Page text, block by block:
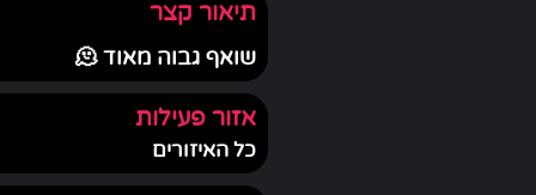
תיאור קצר
שואף גבוה מאוד 🫠
אזור פעילות
כל האיזורים